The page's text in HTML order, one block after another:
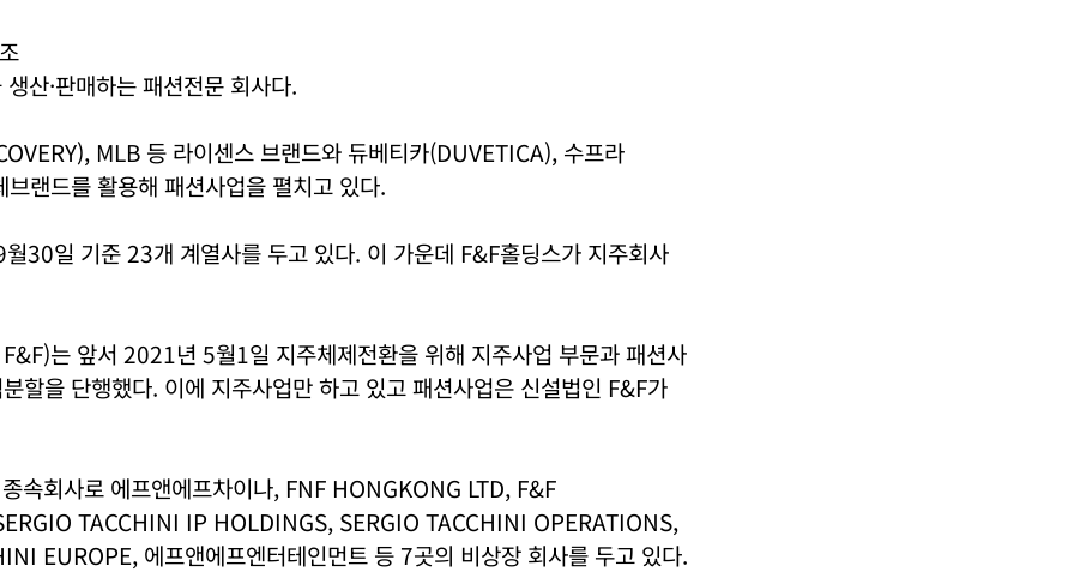
산·판매하는 패션전문 회사다.
MLB 등 라이센스 브랜드와 듀베티카(DUVETICA), 수프라
랜드를 활용해 패션사업을 펼치고 있다.
30일 기준 23개 계열사를 두고 있다. 이 가운데 F&F홀딩스가 지주회사
는 앞서 2021년 5월1일 지주체제전환을 위해 지주사업 부문과 패션사
할을 단행했다. 이에 지주사업만 하고 있고 패션사업은 신설법인 F&F가
속회사로 에프앤에프차이나, FNF HONGKONG LTD, F&F
TACCHINI IP HOLDINGS, SERGIO TACCHINI OPERATIONS,
EUROPE, 에프앤에프엔터테인먼트 등 7곳의 비상장 회사를 두고 있다.